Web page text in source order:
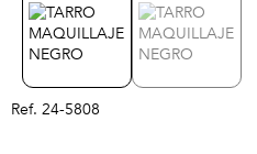
Ref. 24-5808